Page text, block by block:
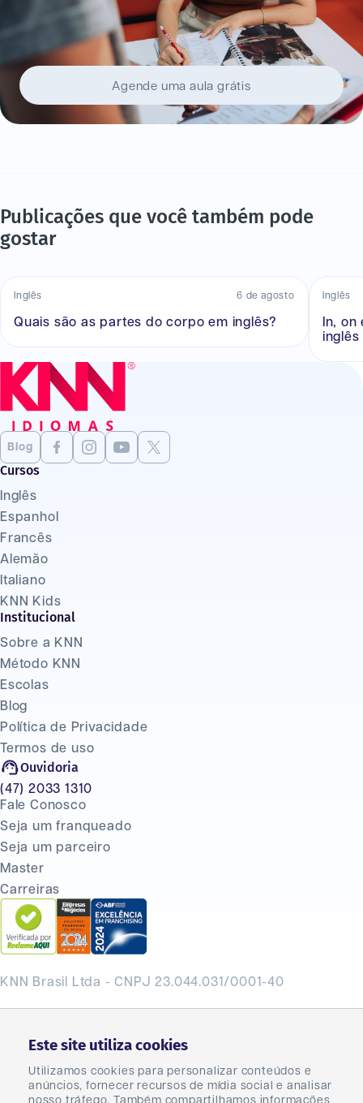
Este site utiliza cookies
Utilizamos cookies para personalizar conteúdos e
anúncios, fornecer recursos de mídia social e analisar
nosso tráfego. Também compartilhamos informações
Agende uma aula grátis
Publicações que você também pode
gostar
Inglês 6 de agosto
Quais são as partes do corpo em inglês?
Inglês
In,
inglês
Blog
KNN Brasil Ltda - CNPJ 23.044.031/0001-40
Cursos
Inglês
Espanhol
Francês
Alemão
Italiano
KNN Kids
Institucional
Sobre a KNN
Método KNN
Escolas
Blog
Política de Privacidade
Termos de uso
Ouvidoria
(47) 2033 1310
Fale Conosco
Seja um franqueado
Seja um parceiro
Master
Carreiras